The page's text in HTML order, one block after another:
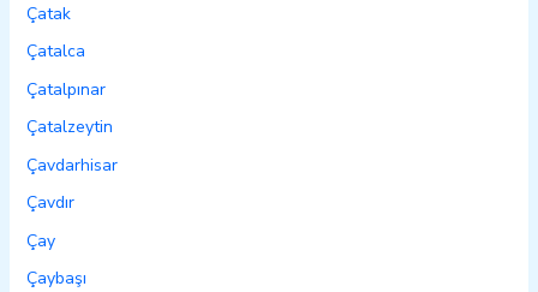
Çatak
Çatalca
Çatalpınar
Çatalzeytin
Çavdarhisar
Çavdır
Çay
Çaybaşı